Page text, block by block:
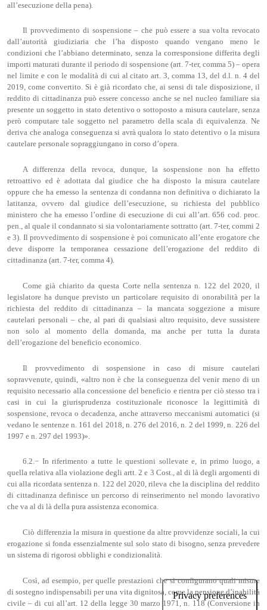
all’esecuzione della pena).
Il provvedimento di sospensione – che può essere a sua volta revocato
dall’autorità giudiziaria che l’ha disposto quando vengano meno le
condizioni che l’abbiano determinato, senza la corresponsione differita degli
importi maturati durante il periodo di sospensione (art. 7-ter, comma 5) – opera
nel limite e con le modalità di cui al citato art. 3, comma 13, del d.l. n. 4 del
2019, come convertito. Si è già ricordato che, ai sensi di tale disposizione, il
reddito di cittadinanza può essere concesso anche se nel nucleo familiare sia
presente un soggetto in stato detentivo o sottoposto a misura cautelare, senza
però computare tale soggetto nel parametro della scala di equivalenza. Ne
deriva che analoga conseguenza si avrà qualora lo stato detentivo o la misura
cautelare personale sopraggiungano in corso d’opera.
A differenza della revoca, dunque, la sospensione non ha effetto
retroattivo ed è adottata dal giudice che ha disposto la misura cautelare
oppure che ha emesso la sentenza di condanna non definitiva o dichiarato la
latitanza, ovvero dal giudice dell’esecuzione, su richiesta del pubblico
ministero che ha emesso l’ordine di esecuzione di cui all’art. 656 cod. proc.
pen., al quale il condannato si sia volontariamente sottratto (art. 7-ter, commi 2
e 3). Il provvedimento di sospensione è poi comunicato all’ente erogatore che
deve disporre la temporanea cessazione dell’erogazione del reddito di
cittadinanza (art. 7-ter, comma 4).
Come già chiarito da questa Corte nella sentenza n. 122 del 2020, il
legislatore ha dunque previsto un particolare requisito di onorabilità per la
richiesta del reddito di cittadinanza – la mancata soggezione a misure
cautelari personali – che, al pari di qualsiasi altro requisito, deve sussistere
non solo al momento della domanda, ma anche per tutta la durata
dell’erogazione del beneficio economico.
Il provvedimento di sospensione in caso di misure cautelari
sopravvenute, quindi, «altro non è che la conseguenza del venir meno di un
requisito necessario alla concessione del beneficio e rientra per ciò stesso tra i
casi in cui la giurisprudenza costituzionale riconosce la legittimità di
sospensione, revoca o decadenza, anche attraverso meccanismi automatici (si
vedano le sentenze n. 161 del 2018, n. 276 del 2016, n. 2 del 1999, n. 226 del
1997 e n. 297 del 1993)».
6.2.− In riferimento a tutte le questioni sollevate e, in primo luogo, a
quella relativa alla violazione degli artt. 2 e 3 Cost., al di là degli argomenti di
cui alla ricordata sentenza n. 122 del 2020, rileva che la disciplina del reddito
di cittadinanza definisce un percorso di reinserimento nel mondo lavorativo
che va al di là della pura assistenza economica.
Ciò differenzia la misura in questione da altre provvidenze sociali, la cui
erogazione si fonda essenzialmente sul solo stato di bisogno, senza prevedere
un sistema di rigorosi obblighi e condizionalità.
Così, ad esempio, per quelle prestazioni che si configurano quali misure
di sostegno indispensabili per una vita dignitosa, come la pensione d’inabilità
civile – di cui all’art. 12 della legge 30 marzo 1971, n. 118 (Conversione in